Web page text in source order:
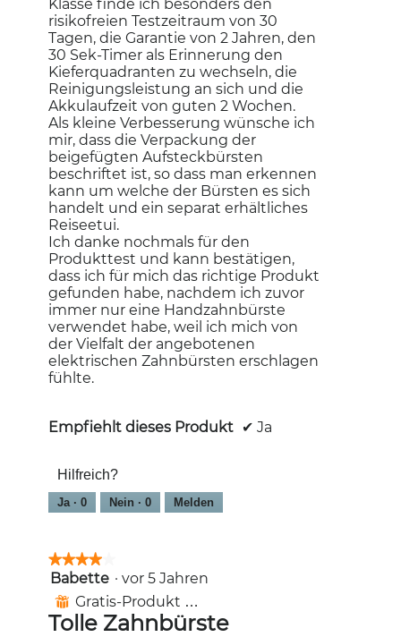
Klasse finde ich besonders den
risikofreien Testzeitraum von 30
Tagen, die Garantie von 2 Jahren, den
30 Sek-Timer als Erinnerung den
Kieferquadranten zu wechseln, die
Reinigungsleistung an sich und die
Akkulaufzeit von guten 2 Wochen.
Als kleine Verbesserung wünsche ich
mir, dass die Verpackung der
beigefügten Aufsteckbürsten
beschriftet ist, so dass man erkennen
kann um welche der Bürsten es sich
handelt und ein separat erhältliches
Reiseetui.
Ich danke nochmals für den
Produkttest und kann bestätigen,
dass ich für mich das richtige Produkt
gefunden habe, nachdem ich zuvor
immer nur eine Handzahnbürste
verwendet habe, weil ich mich von
der Vielfalt der angebotenen
elektrischen Zahnbürsten erschlagen
fühlte.
Empfiehlt dieses Produkt ✔ Ja
Hilfreich?
Ja · 0 Nein · 0 Melden
★★★★★
★★★★★
4
von
Sternen.
Babette · vor 5 Jahren
⊞ Gratis-Produkt erhalten
Tolle Zahnbürste